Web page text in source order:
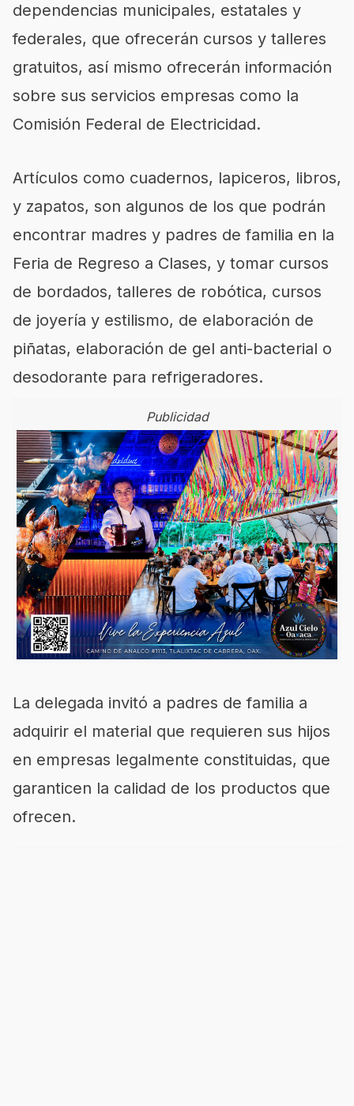
dependencias municipales, estatales y
federales, que ofrecerán cursos y talleres
gratuitos, así mismo ofrecerán información
sobre sus servicios empresas como la
Comisión Federal de Electricidad.
Artículos como cuadernos, lapiceros, libros,
y zapatos, son algunos de los que podrán
encontrar madres y padres de familia en la
Feria de Regreso a Clases, y tomar cursos
de bordados, talleres de robótica, cursos
de joyería y estilismo, de elaboración de
piñatas, elaboración de gel anti-bacterial o
desodorante para refrigeradores.
Publicidad
La delegada invitó a padres de familia a
adquirir el material que requieren sus hijos
en empresas legalmente constituidas, que
garanticen la calidad de los productos que
ofrecen.